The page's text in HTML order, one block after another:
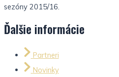
sezóny 2015/16.
Ďalšie informácie
Partneri
Novinky